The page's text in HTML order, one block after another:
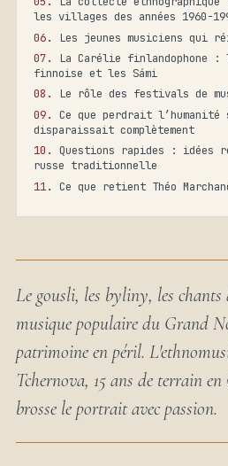
les villages des années 1960-
Les jeunes musiciens qui
La Carélie finlandophone :
finnoise et les Sámi
Le rôle des festivals de
Ce que perdrait l’humanité
disparaissait complètement
Questions rapides : idées
russe traditionnelle
Ce que retient Théo
Le gousli, les byliny, les
musique populaire du Grand
patrimoine en péril.
Tchernova, 15 ans de terrain
brosse le portrait avec passion.